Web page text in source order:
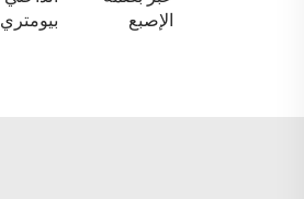
الإصبع
بيومتري